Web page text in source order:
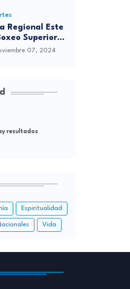
de la
Jet Set
Regional Este
Superior
inaugurada este
07, 2024
resultados
Espiritualidad
Vida